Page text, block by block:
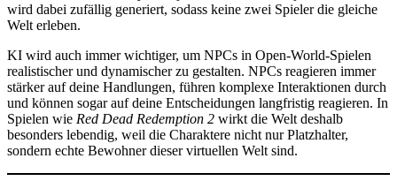
wird dabei zufällig generiert, sodass keine zwei Spieler die gleiche
Welt erleben.
KI wird auch immer wichtiger, um NPCs in Open-World-Spielen
realistischer und dynamischer zu gestalten. NPCs reagieren immer
stärker auf deine Handlungen, führen komplexe Interaktionen durch
und können sogar auf deine Entscheidungen langfristig reagieren. In
Spielen wie Red Dead Redemption 2 wirkt die Welt deshalb
besonders lebendig, weil die Charaktere nicht nur Platzhalter,
sondern echte Bewohner dieser virtuellen Welt sind.